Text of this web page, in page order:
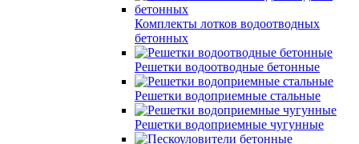
Комплекты лотков водоотводных
бетонных
Решетки водоотводные бетонные
Решетки водоприемные стальные
Решетки водоприемные чугунные